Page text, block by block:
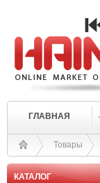
ГЛАВНАЯ
Товары
КАТАЛОГ